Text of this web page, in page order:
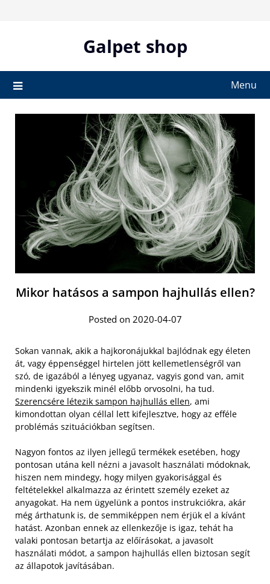
Galpet shop
Menu
Mikor hatásos a sampon hajhullás ellen?
Posted on 2020-04-07
Sokan vannak, akik a hajkoronájukkal bajlódnak egy életen
át, vagy éppenséggel hirtelen jött kellemetlenségről van
szó, de igazából a lényeg ugyanaz, vagyis gond van, amit
mindenki igyekszik minél előbb orvosolni, ha tud.
Szerencsére létezik sampon hajhullás ellen, ami
kimondottan olyan céllal lett kifejlesztve, hogy az efféle
problémás szituációkban segítsen.
Nagyon fontos az ilyen jellegű termékek esetében, hogy
pontosan utána kell nézni a javasolt használati módoknak,
hiszen nem mindegy, hogy milyen gyakorisággal és
feltételekkel alkalmazza az érintett személy ezeket az
anyagokat. Ha nem ügyelünk a pontos instrukciókra, akár
még árthatunk is, de semmiképpen nem érjük el a kívánt
hatást. Azonban ennek az ellenkezője is igaz, tehát ha
valaki pontosan betartja az előírásokat, a javasolt
használati módot, a sampon hajhullás ellen biztosan segít
az állapotok javításában.